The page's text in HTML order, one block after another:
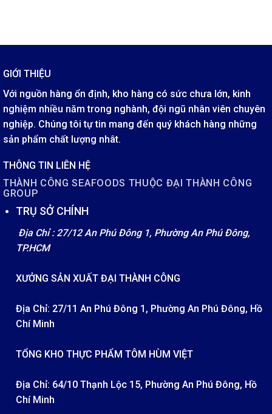
GIỚI THIỆU
Với nguồn hàng ổn định, kho hàng có sức chưa lớn, kinh
nghiệm nhiều năm trong nghành, đội ngũ nhân viên chuyên
nghiệp. Chúng tôi tự tin mang đến quý khách hàng những
sản phẩm chất lượng nhât.
THÔNG TIN LIÊN HỆ
THÀNH CÔNG SEAFOODS THUỘC ĐẠI THÀNH CÔNG
GROUP
TRỤ SỞ CHÍNH
Địa Chỉ : 27/12 An Phú Đông 1, Phường An Phú Đông,
TP.HCM
XƯỞNG SẢN XUẤT ĐẠI THÀNH CÔNG
Địa Chỉ: 27/11 An Phú Đông 1, Phường An Phú Đông, Hồ
Chí Minh
TỔNG KHO THỰC PHẨM TÔM HÙM VIỆT
Địa Chỉ: 64/10 Thạnh Lộc 15, Phường An Phú Đông, Hồ
Chí Minh